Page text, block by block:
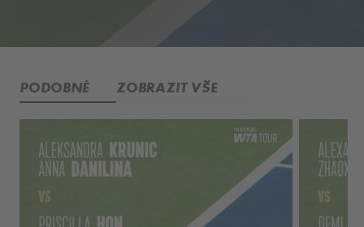
PODOBNÉ ZOBRAZIT VŠE